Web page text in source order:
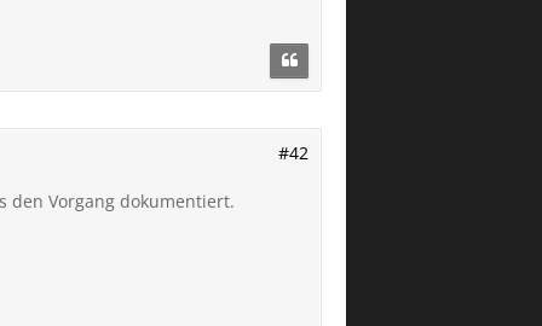
#42
den Vorgang dokumentiert.